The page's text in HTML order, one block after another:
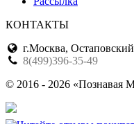
КОНТАКТЫ
г.Москва,
8(499)396-35-49
© 2016 - 2026 «Познавая